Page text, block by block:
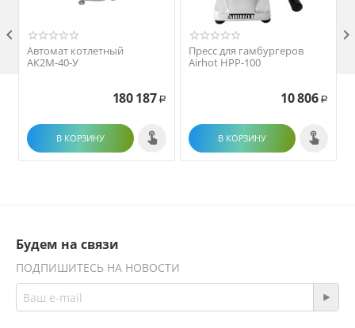
Автомат котлетный
АК2М-40-У
180 187 Р
В КОРЗИНУ
Пресс для гамбургеров
Airhot HPP-100
10 806 Р
В КОРЗИНУ
 
Будем на связи
ПОДПИШИТЕСЬ НА НОВОСТИ